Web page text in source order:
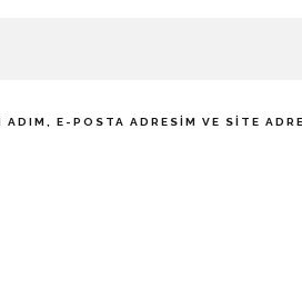
E-POSTA ADRESIM VE SITE